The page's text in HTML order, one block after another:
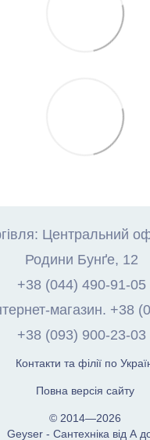
Центральний
Родини Бунґе, 12
+38 (044) 490-91-05
магазин. +38
+38 (093) 900-23-03
Контакти та філії по
Повна версія сайту
© 2014—2026
Geyser - Сантехніка від А